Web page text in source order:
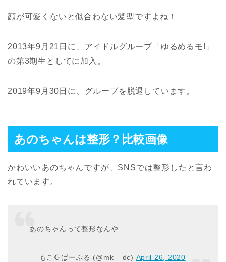
顔が可愛くないと似合わない髪型ですよね！
2013年9月21日に、アイドルグループ「ゆるめるモ!」
の第3期生としてに加入。
2019年9月30日に、グループを脱退しています。
あのちゃんは整形？比較画像
かわいいあのちゃんですが、SNSでは整形したと言わ
れています。
あのちゃんって整形なんや
— もこ☪︎ぱーぷる (@mk__dc) April 26, 2020